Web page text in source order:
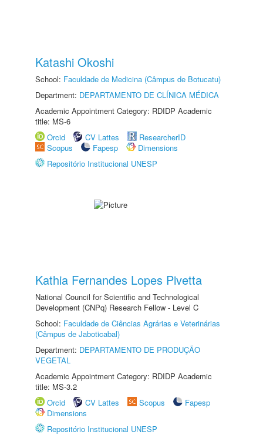
Katashi Okoshi
School: Faculdade de Medicina (Câmpus de Botucatu)
Department: DEPARTAMENTO DE CLÍNICA MÉDICA
Academic Appointment Category: RDIDP Academic
title: MS-6
Orcid
CV Lattes
ResearcherID
Scopus
Fapesp
Dimensions
Repositório Institucional UNESP
Kathia Fernandes Lopes Pivetta
National Council for Scientific and Technological
Development (CNPq) Research Fellow - Level C
School: Faculdade de Ciências Agrárias e Veterinárias
(Câmpus de Jaboticabal)
Department: DEPARTAMENTO DE PRODUÇÃO
VEGETAL
Academic Appointment Category: RDIDP Academic
title: MS-3.2
Orcid
CV Lattes Scopus
Fapesp
Dimensions
Repositório Institucional UNESP